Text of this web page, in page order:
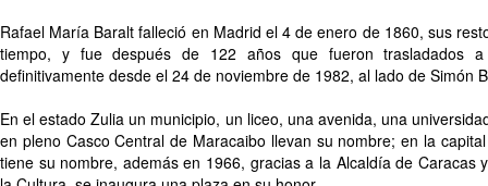
Rafael María Baralt falleció en Madrid el 4 de enero de 1860, sus
tiempo, y fue después de 122 años que fueron trasladados
definitivamente desde el 24 de noviembre de 1982, al lado de Simón
En el estado Zulia un municipio, un liceo, una avenida, una
en pleno Casco Central de Maracaibo llevan su nombre; en la
tiene su nombre, además en 1966, gracias a la Alcaldía de Caracas